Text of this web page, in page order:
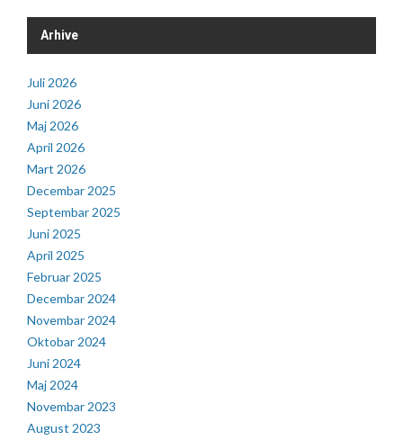
Arhive
Juli 2026
Juni 2026
Maj 2026
April 2026
Mart 2026
Decembar 2025
Septembar 2025
Juni 2025
April 2025
Februar 2025
Decembar 2024
Novembar 2024
Oktobar 2024
Juni 2024
Maj 2024
Novembar 2023
August 2023